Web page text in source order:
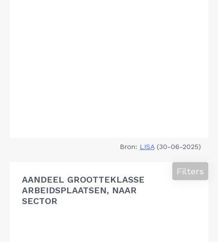
Bron: LISA(30-06-2025)
AANDEEL GROOTTEKLASSE
ARBEIDSPLAATSEN, NAAR
SECTOR
Filters